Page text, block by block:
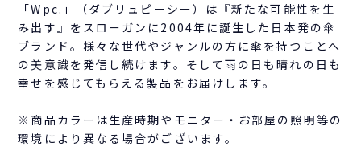
「Wpc.」（ダブリュピーシー）は『新たな可能性を生
み出す』をスローガンに2004年に誕生した日本発の傘
ブランド。様々な世代やジャンルの方に傘を持つことへ
の美意識を発信し続けます。そして雨の日も晴れの日も
幸せを感じてもらえる製品をお届けします。
※商品カラーは生産時期やモニター・お部屋の照明等の
環境により異なる場合がございます。